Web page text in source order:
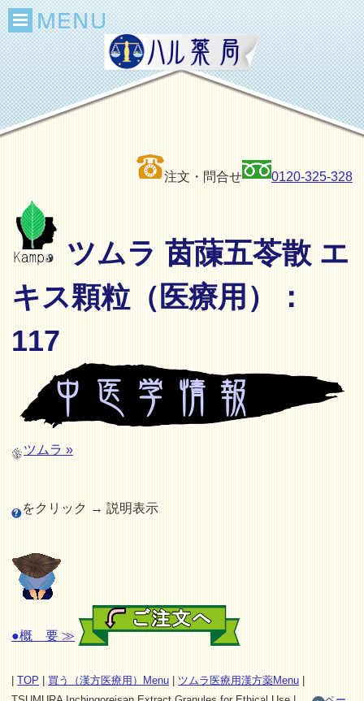
注文・問合せ 0120-325-328
ツムラ 茵蔯五苓散 エ
キス顆粒（医療用）：
117
ツムラ »
をクリック → 説明表示
●概 要 ≫
|TOP 買う（漢方医療用）Menu ツムラ医療用漢方薬Menu